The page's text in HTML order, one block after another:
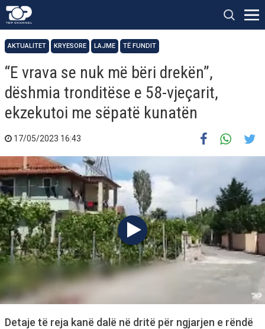
AKTUALITET KRYESORE LAJME TË FUNDIT
“E vrava se nuk më bëri drekën”,
dëshmia tronditëse e 58-vjeçarit,
ekzekutoi me sëpatë kunatën
17/05/2023 16:43
Detaje të reja kanë dalë në dritë për ngjarjen e rëndë